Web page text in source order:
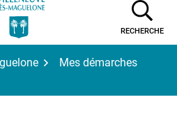
RECHERCHE
Mes démarches